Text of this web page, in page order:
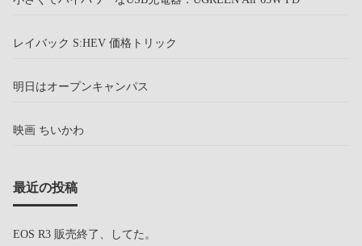
レイバック S:HEV 価格トリック
明日はオープンキャンパス
映画 ちいかわ
最近の投稿
EOS R3 販売終了、してた。